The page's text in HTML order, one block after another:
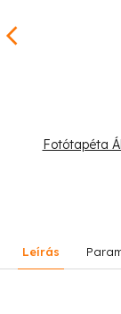
Fotótapéta
Leírás